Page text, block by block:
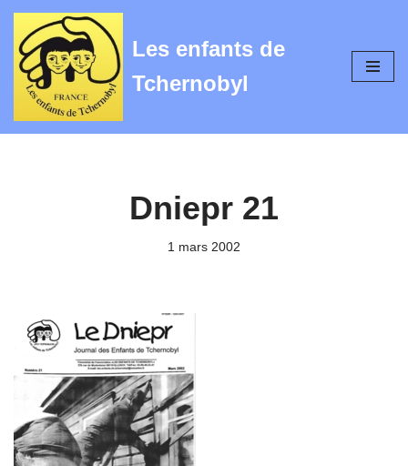
Aller
au
contenu
Les enfants de
Tchernobyl
Dniepr 21
1 mars 2002